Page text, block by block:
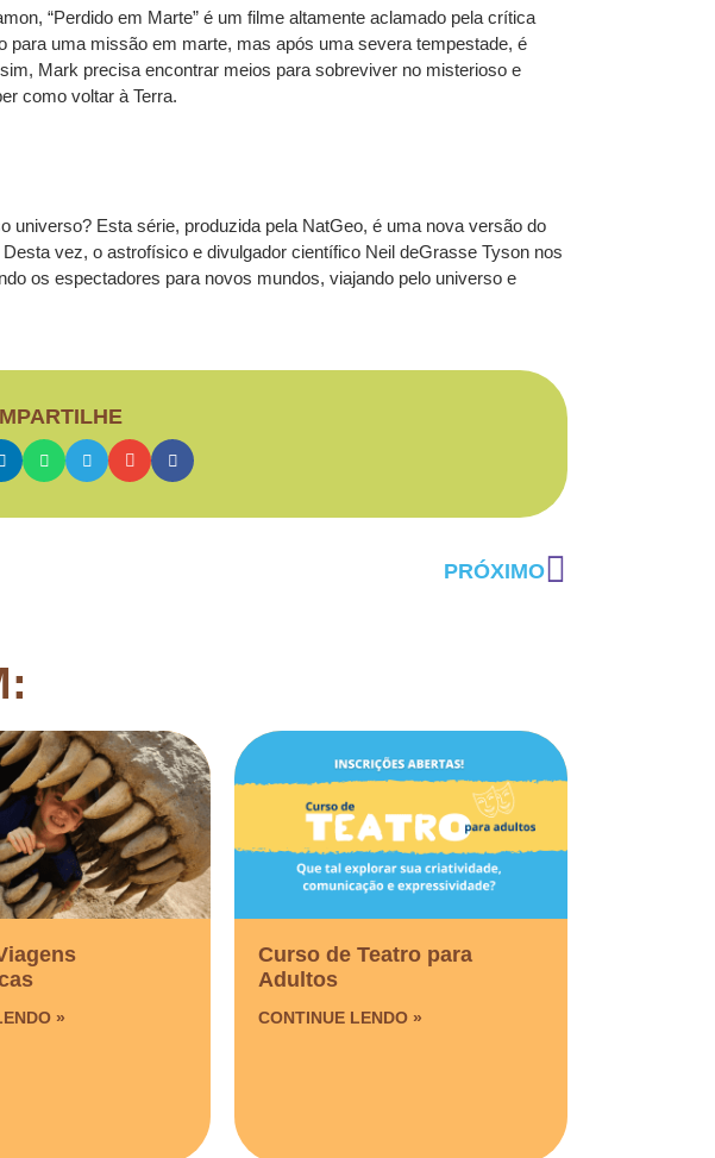
“Perdido em Marte” é um filme altamente aclamado pela crítica
para uma missão em marte, mas após uma severa tempestade, é
Mark precisa encontrar meios para sobreviver no misterioso e
como voltar à Terra.
universo? Esta série, produzida pela NatGeo, é uma nova versão do
vez, o astrofísico e divulgador científico Neil deGrasse Tyson nos
os espectadores para novos mundos, viajando pelo universo e
PRÓXIMO
»
Curso de Teatro para
Adultos
CONTINUE LENDO »